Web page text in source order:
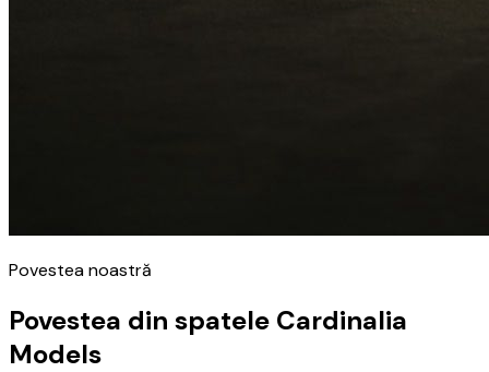
Povestea noastră
Povestea din spatele Cardinalia
Models